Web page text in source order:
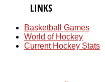
LINKS
Basketball Games
World of Hockey
Current Hockey Stats